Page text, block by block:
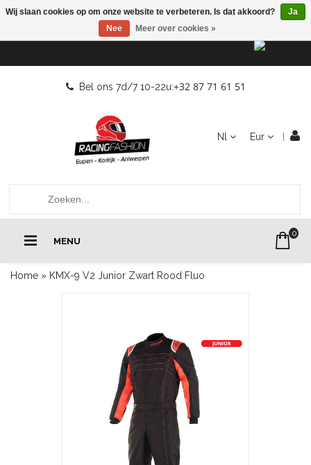
Bel ons 7d/7 10-22u:+32 87 71 61 51
Nl Eur
MENU
0
Home » KMX-9 V2 Junior Zwart Rood Fluo
Wij slaan cookies op om onze website te verbeteren. Is dat akkoord?
Ja
Nee
Meer over cookies »